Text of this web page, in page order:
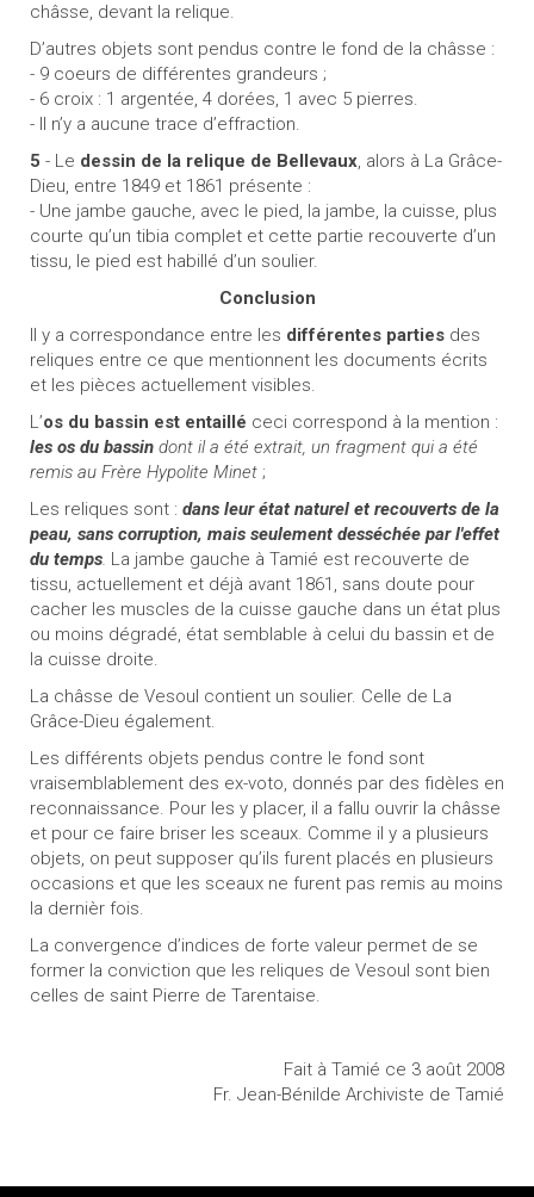
châsse, devant la relique.
D’autres objets sont pendus contre le fond de la châsse :
- 9 coeurs de différentes grandeurs ;
- 6 croix : 1 argentée, 4 dorées, 1 avec 5 pierres.
- Il n’y a aucune trace d’effraction.
5 - Le dessin de la relique de Bellevaux, alors à La Grâce-
Dieu, entre 1849 et 1861 présente :
- Une jambe gauche, avec le pied, la jambe, la cuisse, plus
courte qu’un tibia complet et cette partie recouverte d’un
tissu, le pied est habillé d’un soulier.
Conclusion
Il y a correspondance entre les différentes parties des
reliques entre ce que mentionnent les documents écrits
et les pièces actuellement visibles.
L’os du bassin est entaillé ceci correspond à la mention :
les os du bassin dont il a été extrait, un fragment qui a été
remis au Frère Hypolite Minet ;
Les reliques sont : dans leur état naturel et recouverts de la
peau, sans corruption, mais seulement desséchée par l'effet
du temps. La jambe gauche à Tamié est recouverte de
tissu, actuellement et déjà avant 1861, sans doute pour
cacher les muscles de la cuisse gauche dans un état plus
ou moins dégradé, état semblable à celui du bassin et de
la cuisse droite.
La châsse de Vesoul contient un soulier. Celle de La
Grâce-Dieu également.
Les différents objets pendus contre le fond sont
vraisemblablement des ex-voto, donnés par des fidèles en
reconnaissance. Pour les y placer, il a fallu ouvrir la châsse
et pour ce faire briser les sceaux. Comme il y a plusieurs
objets, on peut supposer qu’ils furent placés en plusieurs
occasions et que les sceaux ne furent pas remis au moins
la dernièr fois.
La convergence d’indices de forte valeur permet de se
former la conviction que les reliques de Vesoul sont bien
celles de saint Pierre de Tarentaise.
Fait à Tamié ce 3 août 2008
Fr. Jean-Bénilde Archiviste de Tamié